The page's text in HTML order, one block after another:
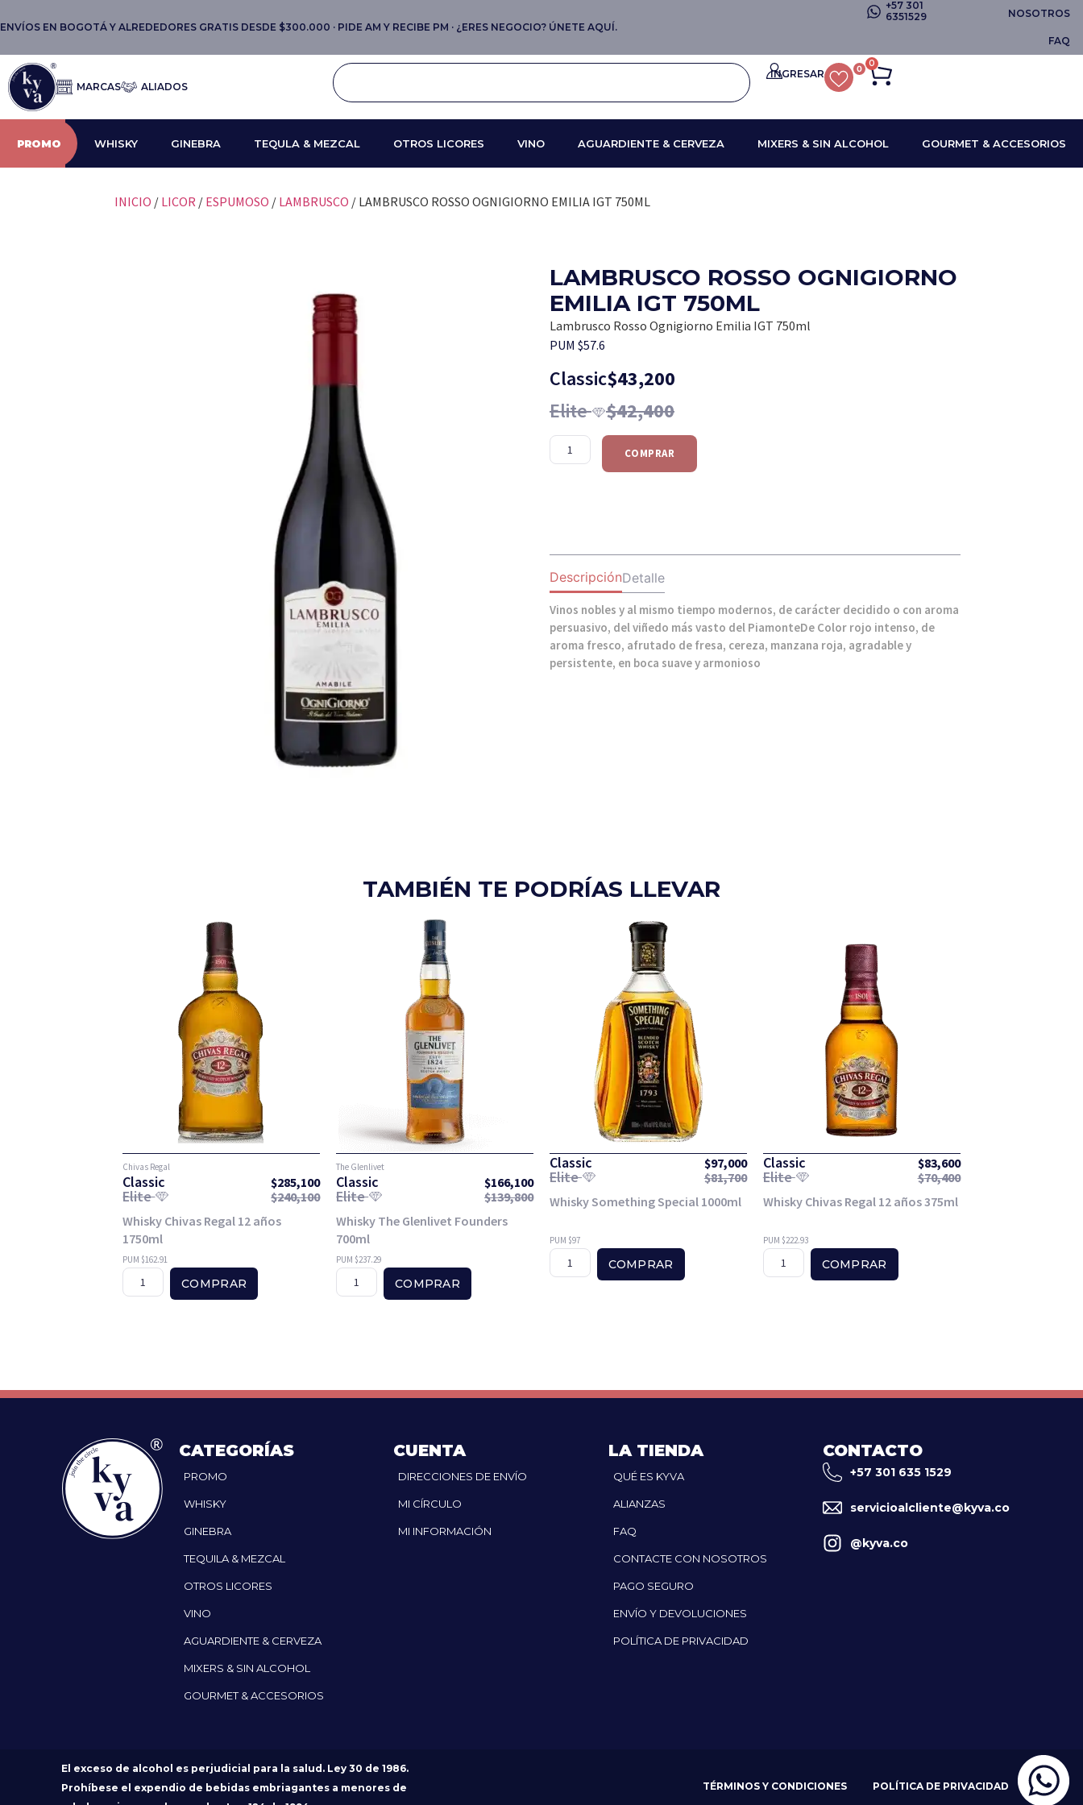
ENVÍOS EN BOGOTÁ Y ALREDEDORES GRATIS DESDE $300.000 · PIDE AM Y RECIBE PM · ¿ERES NEGOCIO? ÚNETE AQUÍ.
+57 301
6351529
NOSOTROS
FAQ
MARCAS ALIADOS
INGRESAR 0 0
PROMO WHISKY GINEBRA TEQULA & MEZCAL OTROS LICORES VINO AGUARDIENTE & CERVEZA MIXERS & SIN ALCOHOL GOURMET & ACCESORIOS
INICIO / LICOR / ESPUMOSO / LAMBRUSCO / LAMBRUSCO ROSSO OGNIGIORNO EMILIA IGT 750ML
LAMBRUSCO ROSSO OGNIGIORNO
EMILIA IGT 750ML
Lambrusco Rosso Ognigiorno Emilia IGT 750ml
PUM $57.6
Classic$43,200
Elite $42,400
COMPRAR
DescripciónDetalle
Vinos nobles y al mismo tiempo modernos, de carácter decidido o con aroma
persuasivo, del viñedo más vasto del PiamonteDe Color rojo intenso, de
aroma fresco, afrutado de fresa, cereza, manzana roja, agradable y
persistente, en boca suave y armonioso
TAMBIÉN TE PODRÍAS LLEVAR
Chivas Regal
Classic $285,100
Elite $240,100
Whisky Chivas Regal 12 años
1750ml
PUM $162.91
COMPRAR
The Glenlivet
Classic $166,100
Elite $139,800
Whisky The Glenlivet Founders
700ml
PUM $237.29
COMPRAR
Classic $97,000
Elite $81,700
Whisky Something Special 1000ml
PUM $97
COMPRAR
Classic $83,600
Elite $70,400
Whisky Chivas Regal 12 años 375ml
PUM $222.93
COMPRAR
CATEGORÍAS
PROMO
WHISKY
GINEBRA
TEQUILA & MEZCAL
OTROS LICORES
VINO
AGUARDIENTE & CERVEZA
MIXERS & SIN ALCOHOL
GOURMET & ACCESORIOS
CUENTA
DIRECCIONES DE ENVÍO
MI CÍRCULO
MI INFORMACIÓN
LA TIENDA
QUÉ ES KYVA
ALIANZAS
FAQ
CONTACTE CON NOSOTROS
PAGO SEGURO
ENVÍO Y DEVOLUCIONES
POLÍTICA DE PRIVACIDAD
CONTACTO
+57 301 635 1529
servicioalcliente@kyva.co
@kyva.co
El exceso de alcohol es perjudicial para la salud. Ley 30 de 1986.
Prohíbese el expendio de bebidas embriagantes a menores de
TÉRMINOS Y CONDICIONES POLÍTICA DE PRIVACIDAD